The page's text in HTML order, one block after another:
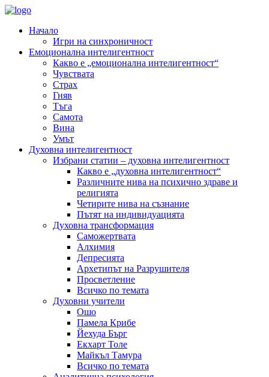
Начало
Игри на синхроничност
Емоционална интелигентност
Какво е „емоционална интелигентност“
Чувствата
Страх
Гняв
Тъга
Самота
Вина
Умът
Духовна интелигентност
Избрани статии – духовна интелигентност
Какво е „духовна интелигентност“
Различните нива на психично здраве и
религията
Четирите нива на съзнание
Пътят на индивидуацията
Духовна трансформация
Саможертвата
Алхимия
Депресията
Архетипът на Разрушителя
Просветление
Всичко по темата
Духовни учители
Ошо
Памела Крибе
Йехуда Бърг
Екхарт Толе
Майкъл Тамура
Всичко по темата